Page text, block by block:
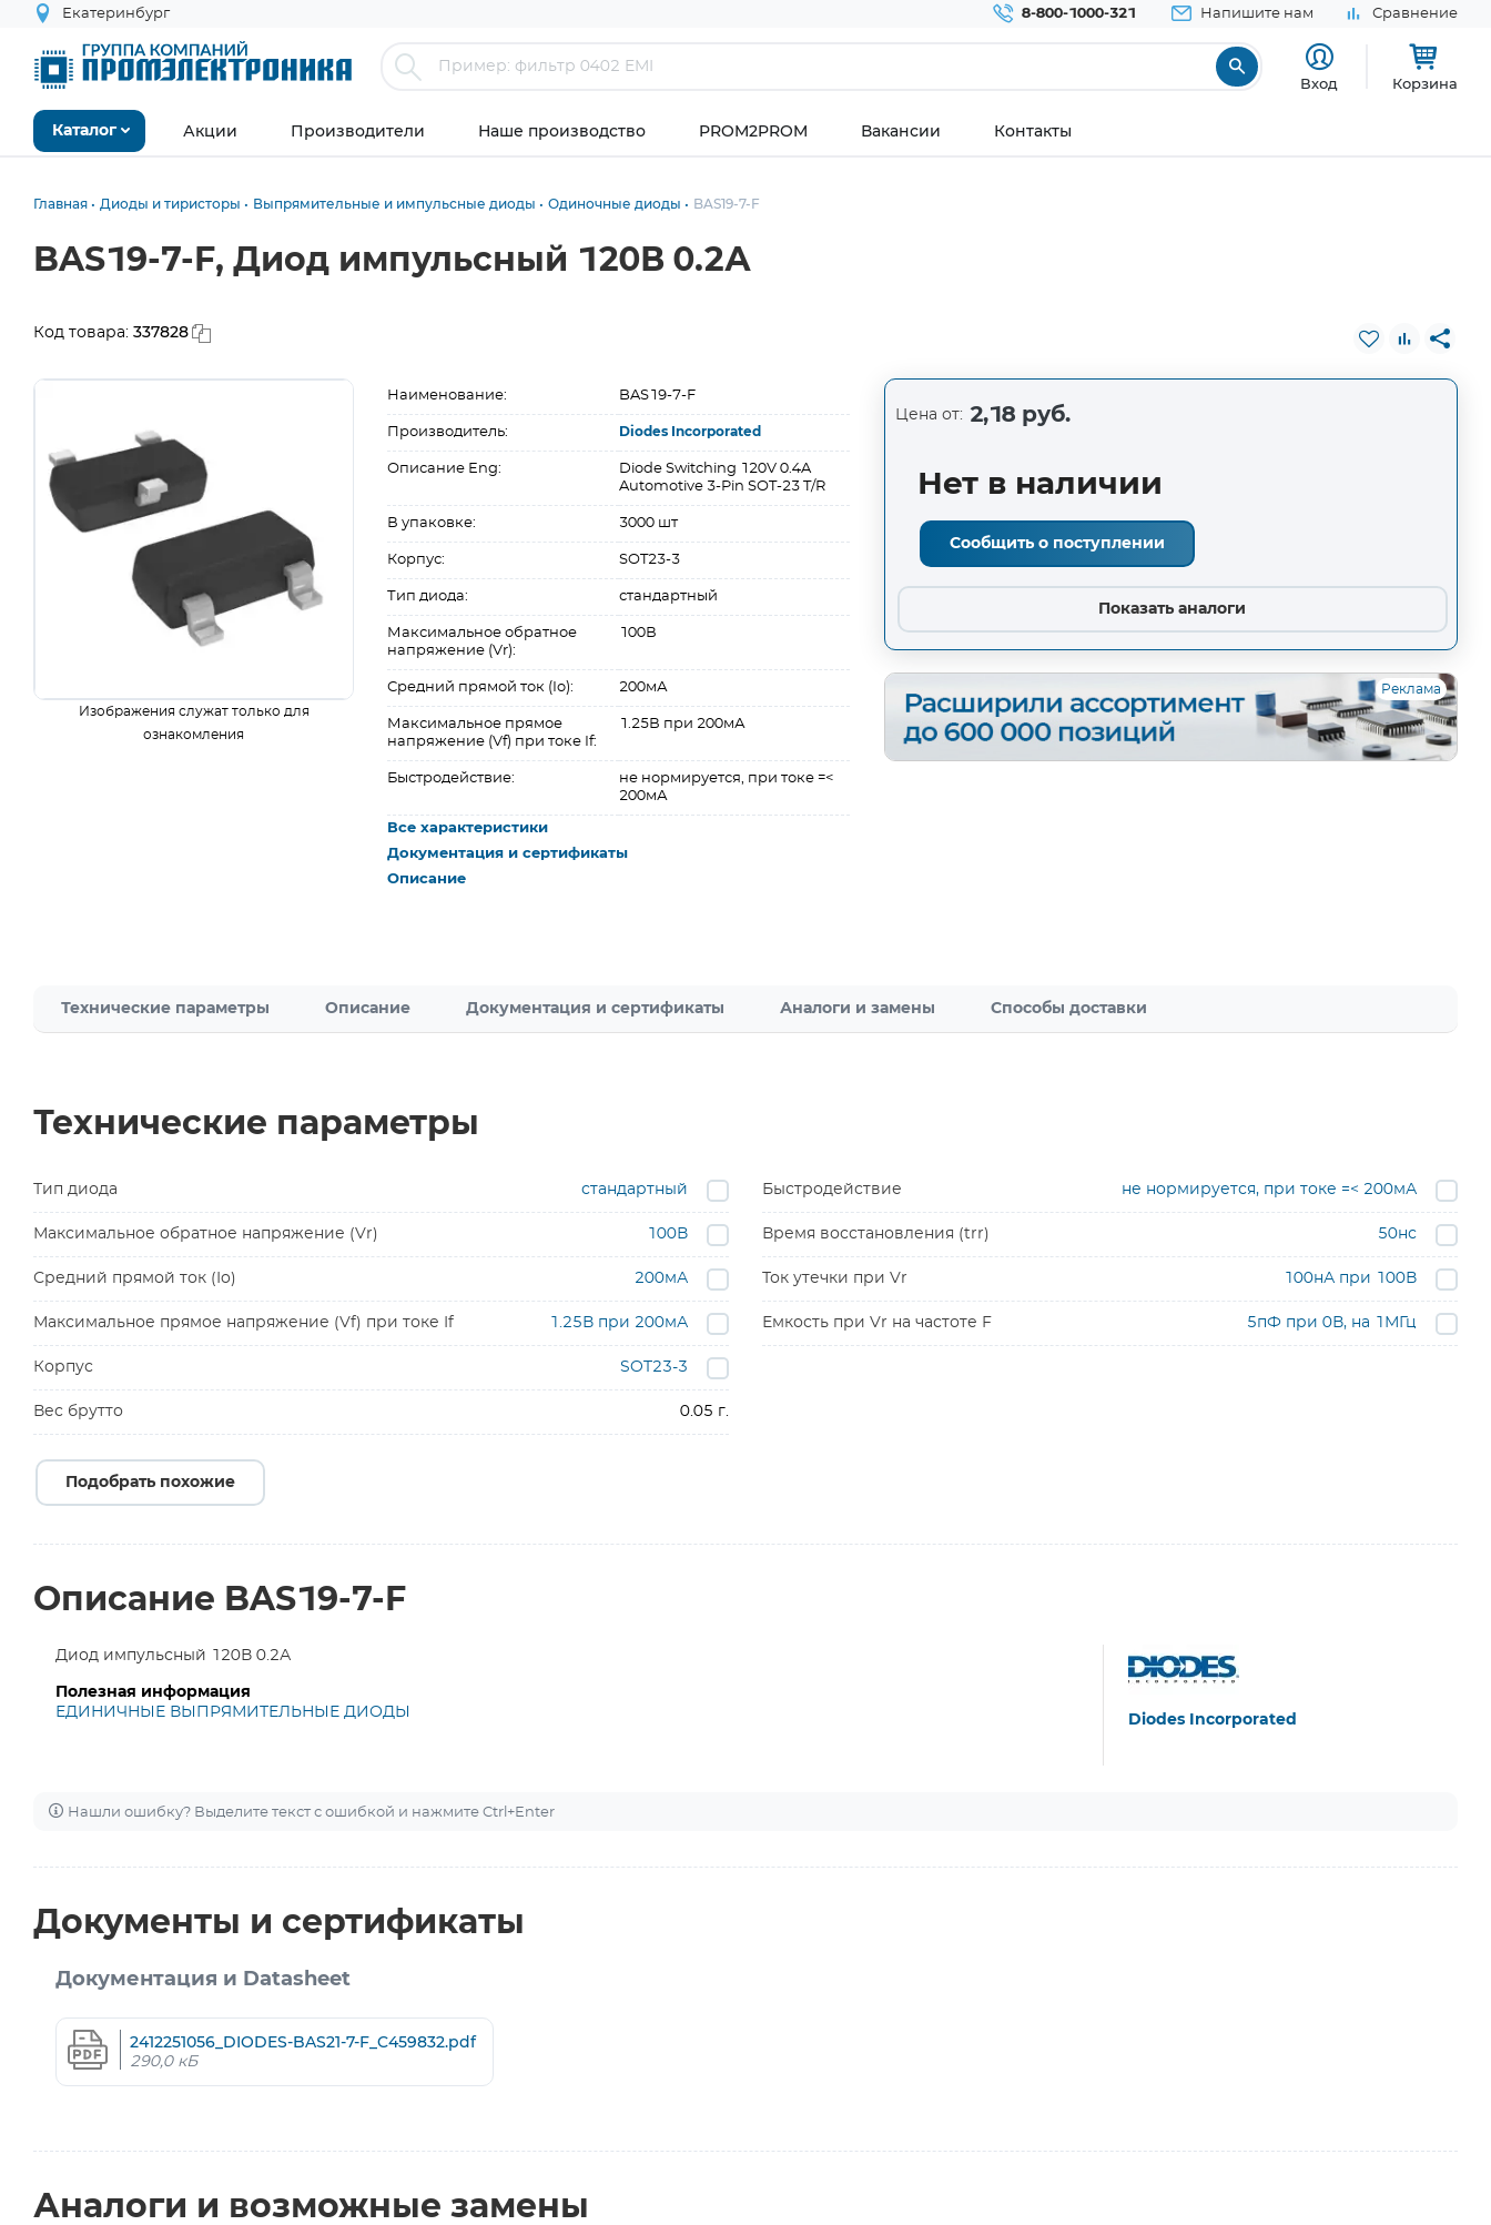
Екатеринбург 8-800-1000-321 Напишите нам Сравнение
Вход Корзина
Каталог Акции Производители Наше производство PROM2PROM Вакансии Контакты
Главная Диоды и тиристоры Выпрямительные и импульсные диоды Одиночные диоды BAS19-7-F
BAS19-7-F, Диод импульсный 120В 0.2А
Код товара: 337828
Изображения служат только для
ознакомления
Наименование: BAS19-7-F
Производитель: Diodes Incorporated
Описание Eng:
Diode Switching 120V 0.4A
Automotive 3-Pin SOT-23 T/R
В упаковке: 3000 шт
Корпус: SOT23-3
Тип диода: стандартный
Максимальное обратное
напряжение (Vr):
100В
Средний прямой ток (Io): 200мА
Максимальное прямое
напряжение (Vf) при токе If:
1.25В при 200мА
Быстродействие:
не нормируется, при токе =<
200мА
Все характеристики
Документация и сертификаты
Описание
Цена от: 2,18 руб.
Нет в наличии
Сообщить о поступлении
Показать аналоги
Реклама
Технические параметры Описание Документация и сертификаты Аналоги и замены Способы доставки
Технические параметры
Тип диода стандартный
Максимальное обратное напряжение (Vr) 100В
Средний прямой ток (Io) 200мА
Максимальное прямое напряжение (Vf) при токе If 1.25В при 200мА
Быстродействие не нормируется, при токе =< 200мА
Время восстановления (trr) 50нс
Ток утечки при Vr 100нА при 100В
Емкость при Vr на частоте F 5пФ при 0В, на 1МГц
Корпус SOT23-3
Вес брутто 0.05 г.
Подобрать похожие
Описание BAS19-7-F
Диод импульсный 120В 0.2А
Полезная информация
ЕДИНИЧНЫЕ ВЫПРЯМИТЕЛЬНЫЕ ДИОДЫ
Diodes Incorporated
Нашли ошибку? Выделите текст с ошибкой и нажмите Ctrl+Enter
Документы и сертификаты
Документация и Datasheet
2412251056_DIODES-BAS21-7-F_C459832.pdf
290,0 кБ
Аналоги и возможные замены